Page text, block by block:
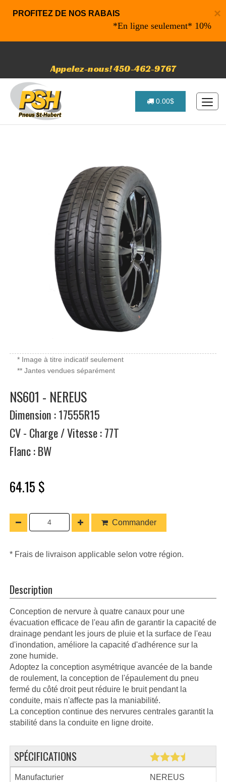
×
PROFITEZ DE NOS RABAIS
*En ligne seulement* 10% de
Appelez-nous! 450-462-9767
0.00$
* Image à titre indicatif seulement
** Jantes vendues séparément
NS601 - NEREUS
Dimension : 17555R15
CV - Charge / Vitesse : 77T
Flanc : BW
64.15 $
Commander
* Frais de livraison applicable selon votre région.
Description
Conception de nervure à quatre canaux pour une
évacuation efficace de l'eau afin de garantir la capacité de
drainage pendant les jours de pluie et la surface de l'eau
d'inondation, améliore la capacité d'adhérence sur la
zone humide.
Adoptez la conception asymétrique avancée de la bande
de roulement, la conception de l'épaulement du pneu
fermé du côté droit peut réduire le bruit pendant la
conduite, mais n'affecte pas la maniabilité.
La conception continue des nervures centrales garantit la
stabilité dans la conduite en ligne droite.
SPÉCIFICATIONS
Manufacturier NEREUS